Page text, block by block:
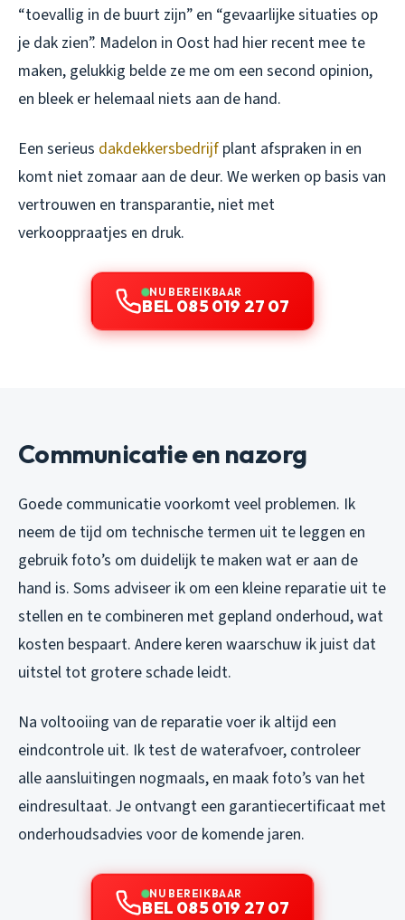
“toevallig in de buurt zijn” en “gevaarlijke situaties op
je dak zien”. Madelon in Oost had hier recent mee te
maken, gelukkig belde ze me om een second opinion,
en bleek er helemaal niets aan de hand.
Een serieus dakdekkersbedrijf plant afspraken in en
komt niet zomaar aan de deur. We werken op basis van
vertrouwen en transparantie, niet met
verkooppraatjes en druk.
NU BEREIKBAAR
BEL 085 019 27 07
Communicatie en nazorg
Goede communicatie voorkomt veel problemen. Ik
neem de tijd om technische termen uit te leggen en
gebruik foto’s om duidelijk te maken wat er aan de
hand is. Soms adviseer ik om een kleine reparatie uit te
stellen en te combineren met gepland onderhoud, wat
kosten bespaart. Andere keren waarschuw ik juist dat
uitstel tot grotere schade leidt.
Na voltooiing van de reparatie voer ik altijd een
eindcontrole uit. Ik test de waterafvoer, controleer
alle aansluitingen nogmaals, en maak foto’s van het
eindresultaat. Je ontvangt een garantiecertificaat met
onderhoudsadvies voor de komende jaren.
NU BEREIKBAAR
BEL 085 019 27 07